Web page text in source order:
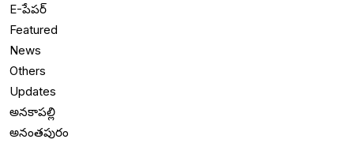
E-పేపర్
Featured
News
Others
Updates
అనకాపల్లి
అనంతపురం